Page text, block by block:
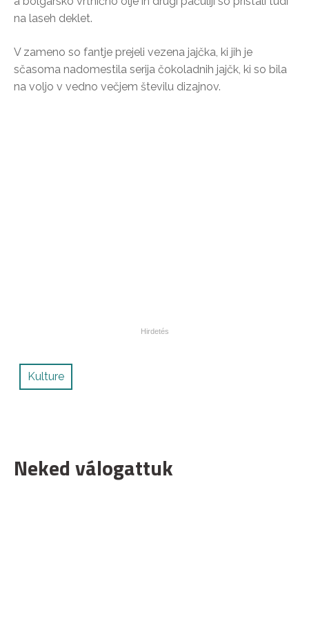
na laseh deklet.
V zameno so fantje prejeli vezena jajčka, ki jih je
sčasoma nadomestila serija čokoladnih jajčk, ki so bila
na voljo v vedno večjem številu dizajnov.
Kulture
Neked válogattuk